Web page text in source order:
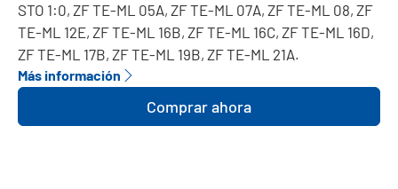
STO 1:0, ZF TE-ML 05A, ZF TE-ML 07A, ZF TE-ML 08, ZF
TE-ML 12E, ZF TE-ML 16B, ZF TE-ML 16C, ZF TE-ML 16D,
ZF TE-ML 17B, ZF TE-ML 19B, ZF TE-ML 21A.
Más información
Comprar ahora